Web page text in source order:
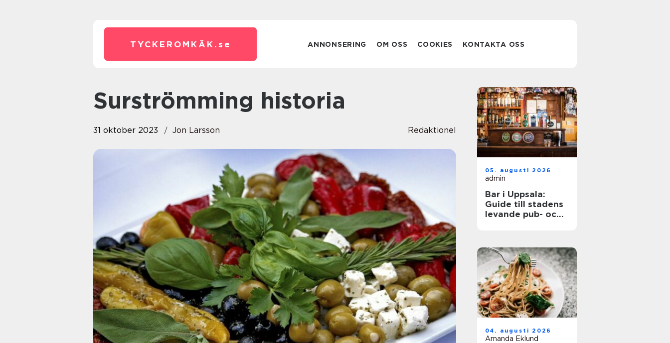
TYCKEROMKÄK. se ANNONSERING OM OSS COOKIES KONTAKTA OSS
Surströmming historia
31 oktober 2023 Jon Larsson Redaktionel
05. augusti 2026
admin
Bar i Uppsala:
Guide till stadens
levande pub- och
04. augusti 2026
Amanda Eklund